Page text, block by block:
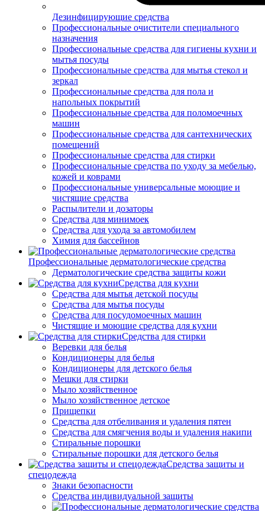
Дезинфицирующие средства
Профессиональные очистители специального
назначения
Профессиональные средства для гигиены кухни и
мытья посуды
Профессиональные средства для мытья стекол и
зеркал
Профессиональные средства для пола и
напольных покрытий
Профессиональные средства для поломоечных
машин
Профессиональные средства для сантехнических
помещений
Профессиональные средства для стирки
Профессиональные средства по уходу за мебелью,
кожей и коврами
Профессиональные универсальные моющие и
чистящие средства
Распылители и дозаторы
Средства для минимоек
Средства для ухода за автомобилем
Химия для бассейнов
Профессиональные дерматологические средства
Дерматологические средства защиты кожи
Средства для кухни
Средства для мытья детской посуды
Средства для мытья посуды
Средства для посудомоечных машин
Чистящие и моющие средства для кухни
Средства для стирки
Веревки для белья
Кондиционеры для белья
Кондиционеры для детского белья
Мешки для стирки
Мыло хозяйственное
Мыло хозяйственное детское
Прищепки
Средства для отбеливания и удаления пятен
Средства для смягчения воды и удаления накипи
Стиральные порошки
Стиральные порошки для детского белья
Средства защиты и
спецодежда
Знаки безопасности
Средства индивидуальной защиты